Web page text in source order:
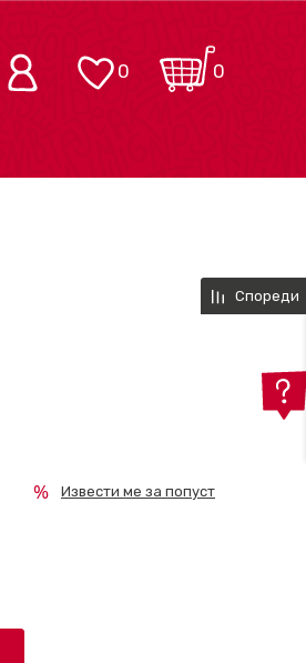
0
0
Извести ме за попуст
Спореди